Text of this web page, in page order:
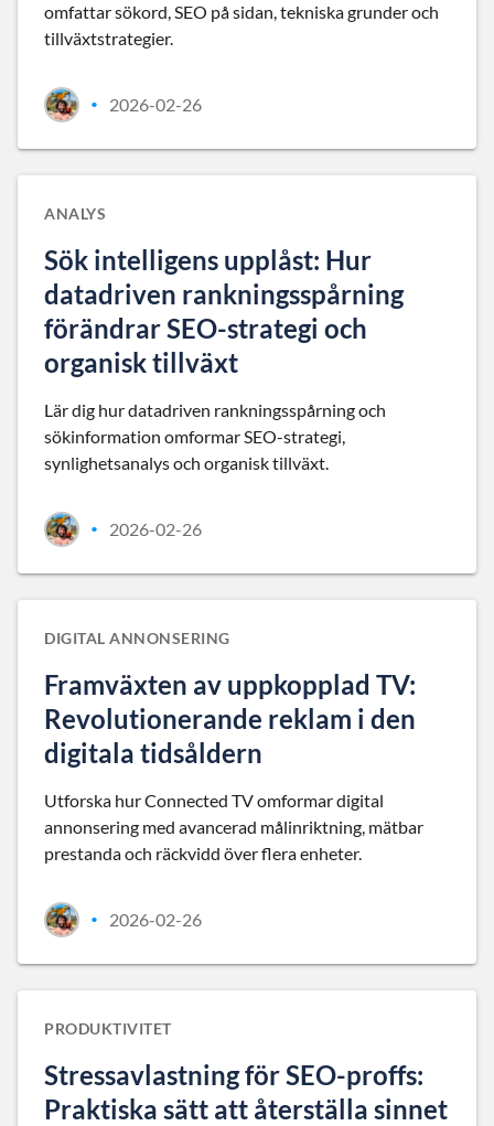
omfattar sökord, SEO på sidan, tekniska grunder och
tillväxtstrategier.
• 2026-02-26
ANALYS
Sök intelligens upplåst: Hur
datadriven rankningsspårning
förändrar SEO-strategi och
organisk tillväxt
Lär dig hur datadriven rankningsspårning och
sökinformation omformar SEO-strategi,
synlighetsanalys och organisk tillväxt.
• 2026-02-26
DIGITAL ANNONSERING
Framväxten av uppkopplad TV:
Revolutionerande reklam i den
digitala tidsåldern
Utforska hur Connected TV omformar digital
annonsering med avancerad målinriktning, mätbar
prestanda och räckvidd över flera enheter.
• 2026-02-26
PRODUKTIVITET
Stressavlastning för SEO-proffs:
Praktiska sätt att återställa sinnet